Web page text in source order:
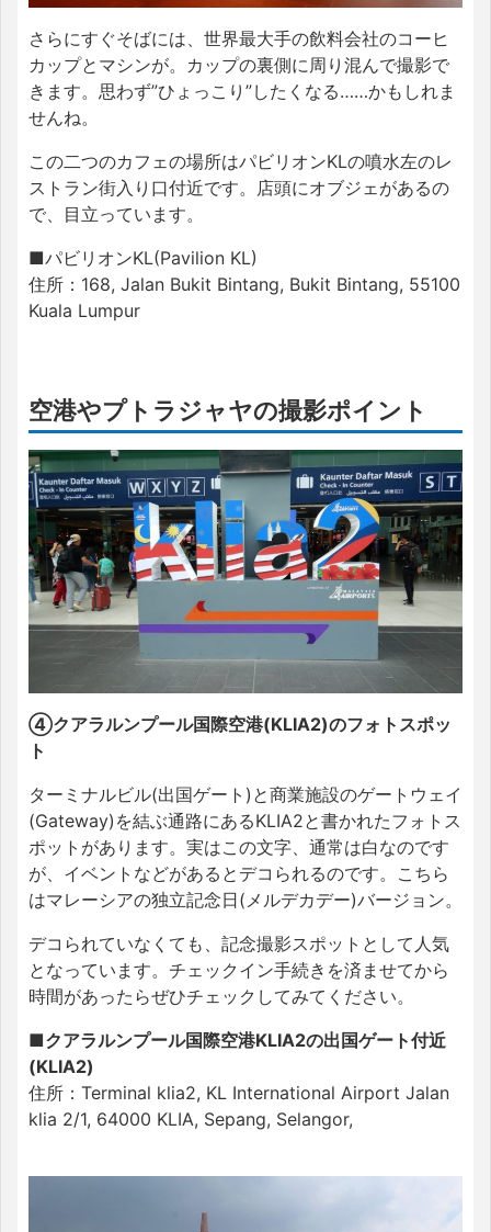
さらにすぐそばには、世界最大手の飲料会社のコーヒ
カップとマシンが。カップの裏側に周り混んで撮影で
きます。思わず”ひょっこり”したくなる……かもしれま
せんね。
この二つのカフェの場所はパビリオンKLの噴水左のレ
ストラン街入り口付近です。店頭にオブジェがあるの
で、目立っています。
■パビリオンKL(Pavilion KL)
住所：168, Jalan Bukit Bintang, Bukit Bintang, 55100
Kuala Lumpur
空港やプトラジャヤの撮影ポイント
④クアラルンプール国際空港(KLIA2)のフォトスポッ
ト
ターミナルビル(出国ゲート)と商業施設のゲートウェイ
(Gateway)を結ぶ通路にあるKLIA2と書かれたフォトス
ポットがあります。実はこの文字、通常は白なのです
が、イベントなどがあるとデコられるのです。こちら
はマレーシアの独立記念日(メルデカデー)バージョン。
デコられていなくても、記念撮影スポットとして人気
となっています。チェックイン手続きを済ませてから
時間があったらぜひチェックしてみてください。
■クアラルンプール国際空港KLIA2の出国ゲート付近
(KLIA2)
住所： Terminal klia2, KL International Airport Jalan
klia 2/1, 64000 KLIA, Sepang, Selangor,